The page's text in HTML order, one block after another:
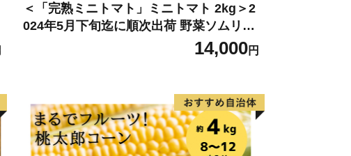
＜「完熟ミニトマト」ミニトマト 2kg＞2
024年5月下旬迄に順次出荷 野菜ソムリエ
サミット アルル・リリカ共に銀賞受
賞！！(2023年11月開催)1回食べてみらん
14,000円